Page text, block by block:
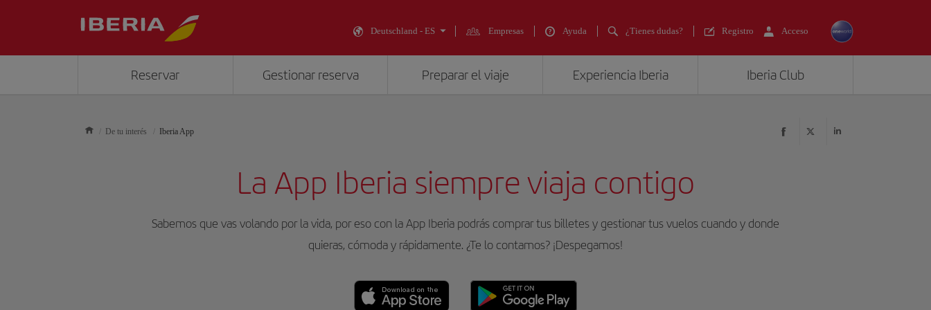
Deutschland - ES Empresas Ayuda ¿Tienes dudas? Registro Acceso
Reservar Gestionar reserva Preparar el viaje Experiencia Iberia Iberia Club
De tu interés Iberia App
La App Iberia siempre viaja contigo
Sabemos que vas volando por la vida, por eso con la App Iberia podrás comprar tus billetes y gestionar tus vuelos cuando y donde
quieras, cómoda y rápidamente. ¿Te lo contamos? ¡Despegamos!